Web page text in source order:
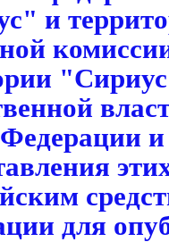
и
для